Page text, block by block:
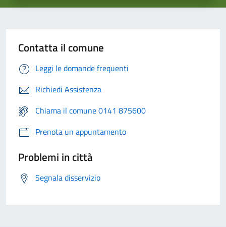
Contatta il comune
Leggi le domande frequenti
Richiedi Assistenza
Chiama il comune 0141 875600
Prenota un appuntamento
Problemi in città
Segnala disservizio